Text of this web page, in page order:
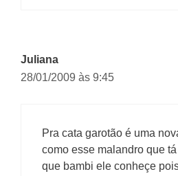
Juliana
28/01/2009 às 9:45
Pra cata garotão é uma
como esse malandro que
que bambi ele conheçe